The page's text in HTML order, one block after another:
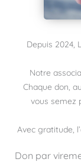
Depuis 2024,
Notre
Chaque don,
vous semez
Avec gratitude,
Don par